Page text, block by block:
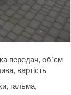
передач, об`єм
вартість
гальма,